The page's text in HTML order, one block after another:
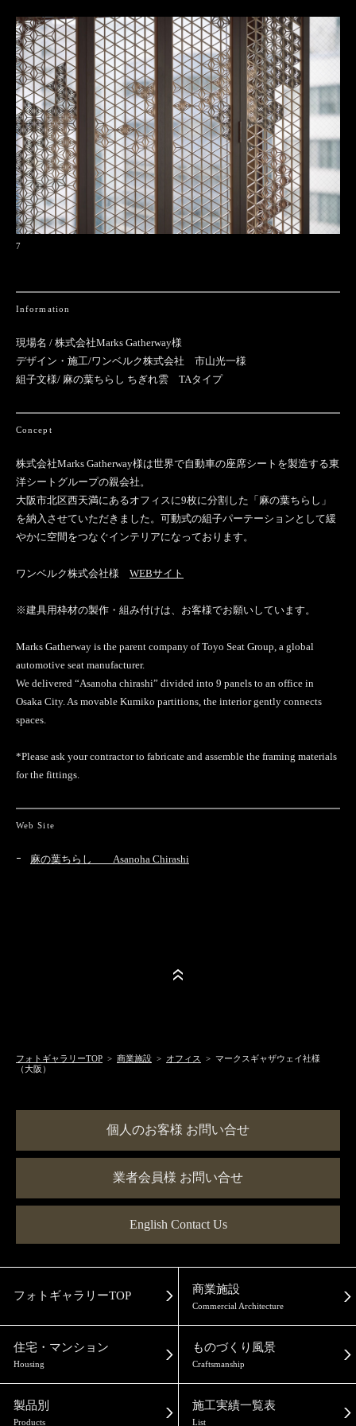
7
Information
現場名 / 株式会社Marks Gatherway様
デザイン・施工/ワンベルク株式会社 市山光一様
組子文様/ 麻の葉ちらし ちぎれ雲 TAタイプ
Concept
株式会社Marks Gatherway様は世界で自動車の座席シートを製造する東
洋シートグループの親会社。
大阪市北区西天満にあるオフィスに9枚に分割した「麻の葉ちらし」
を納入させていただきました。可動式の組子パーテーションとして緩
やかに空間をつなぐインテリアになっております。
ワンベルク株式会社様 WEBサイト
※建具用枠材の製作・組み付けは、お客様でお願いしています。
Marks Gatherway is the parent company of Toyo Seat Group, a global
automotive seat manufacturer.
We delivered “Asanoha chirashi” divided into 9 panels to an office in
Osaka City. As movable Kumiko partitions, the interior gently connects
spaces.
*Please ask your contractor to fabricate and assemble the framing materials
for the fittings.
Web Site
麻の葉ちらし Asanoha Chirashi
フォトギャラリーTOP > 商業施設 > オフィス
> マークスギャザウェイ社様
（大阪）
個人のお客様 お問い合せ
業者会員様 お問い合せ
English Contact Us
フォトギャラリーTOP 商業施設
Commercial Architecture
住宅・マンション
Housing
ものづくり風景
Craftsmanship
製品別
Products
施工実績一覧表
List